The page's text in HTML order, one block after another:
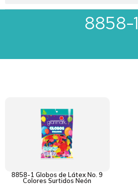
8858-1
8858-1 Globos de Látex No. 9
Colores Surtidos Neón